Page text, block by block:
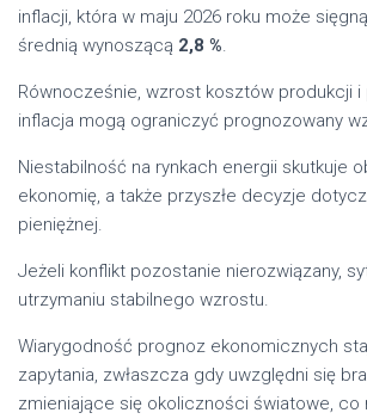
inflacji, która w maju 2026 roku może
średnią wynoszącą 2,8 %.
Równocześnie, wzrost kosztów produkcji i
inflacja mogą ograniczyć prognozowany
Niestabilność na rynkach energii skutkuje
ekonomię, a także przyszłe decyzje
pieniężnej.
Jeżeli konflikt pozostanie nierozwiązany,
utrzymaniu stabilnego wzrostu.
Wiarygodność prognoz ekonomicznych
zapytania, zwłaszcza gdy uwzględni się
zmieniające się okoliczności światowe, co